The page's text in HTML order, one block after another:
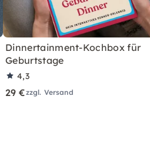
Dinnertainment-Kochbox für
Geburtstage
4,3
29 €zzgl. Versand